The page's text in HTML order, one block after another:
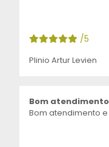
/5
Plinio Artur Levien
Bom atendimento
Bom atendimento